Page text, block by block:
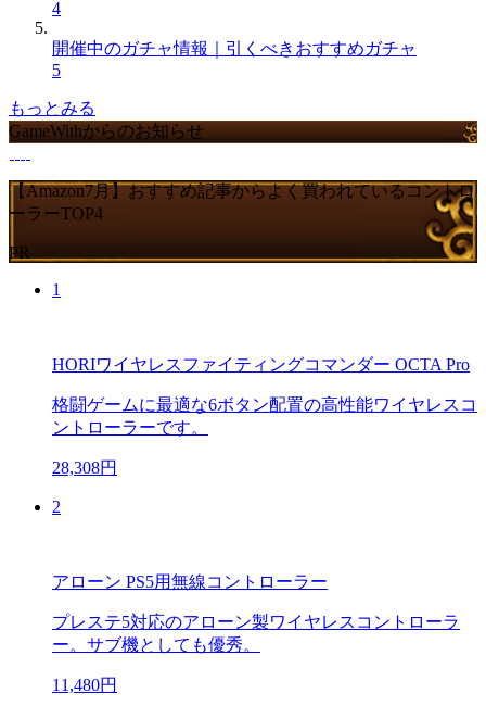
4
開催中のガチャ情報｜引くべきおすすめガチャ
5
もっとみる
GameWithからのお知らせ
【Amazon7月】おすすめ記事からよく買われているコントロ
ーラーTOP4
PR
1
HORIワイヤレスファイティングコマンダー OCTA Pro
格闘ゲームに最適な6ボタン配置の高性能ワイヤレスコ
ントローラーです。
28,308円
2
アローン PS5用無線コントローラー
プレステ5対応のアローン製ワイヤレスコントローラ
ー。サブ機としても優秀。
11,480円